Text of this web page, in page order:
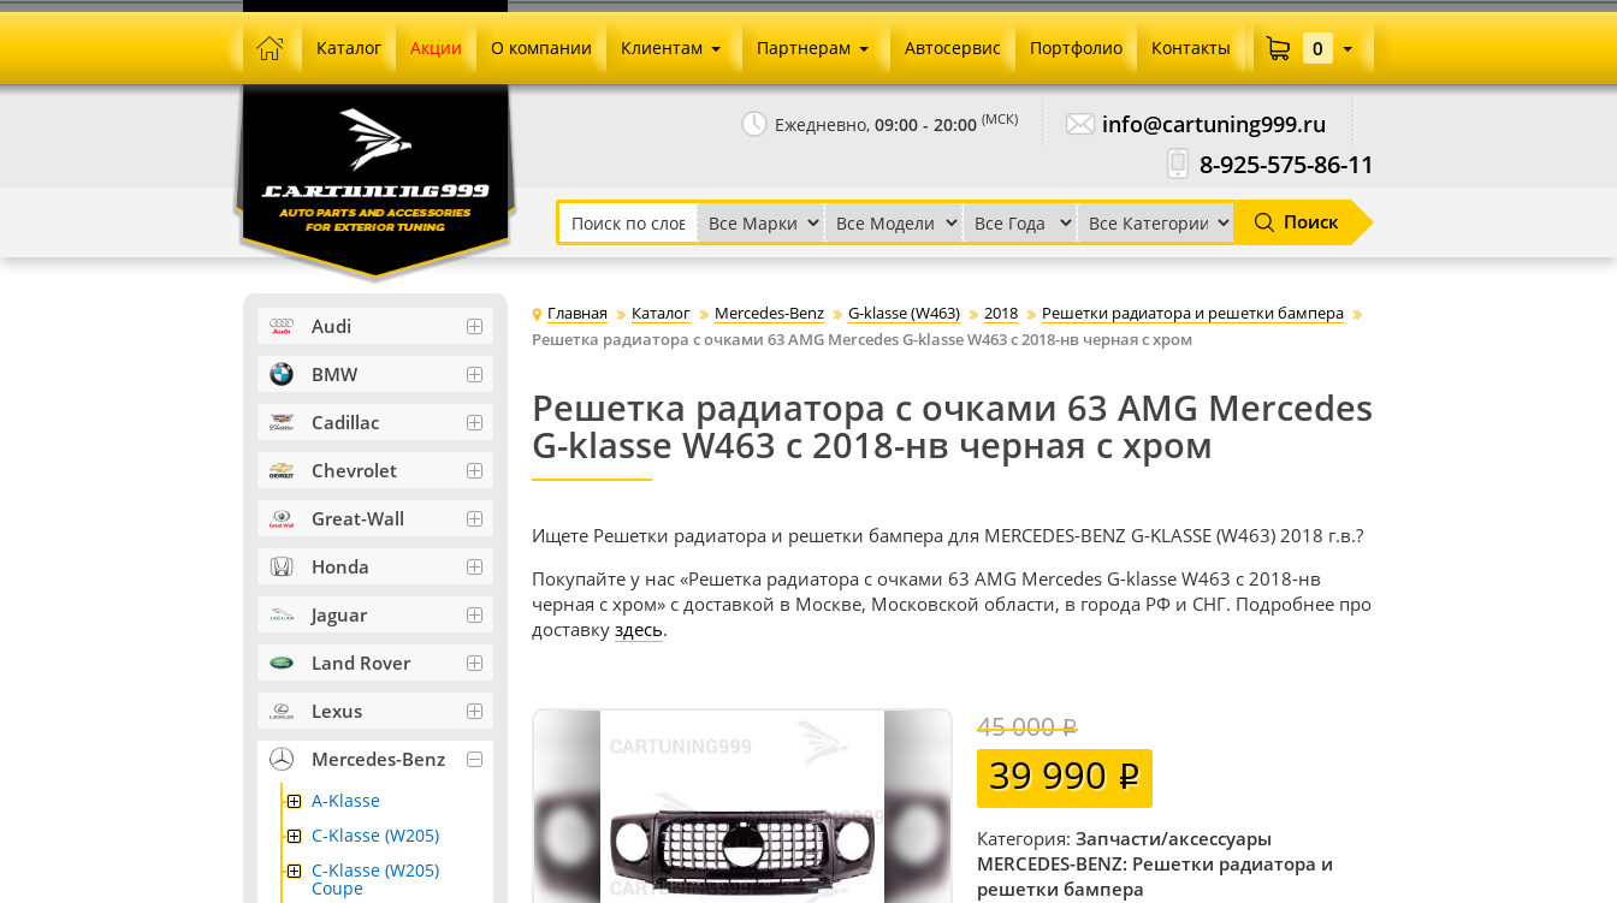
Ежедневно, 09:00 - 20:00 (МСК) info@cartuning999.ru
8-925-575-86-11
Поиск
Каталог Акции О компании Клиентам
Как сделать заказ
Установка на авто
Письмо директору
Партнерам
Агентское вознаграждение
Скачать прайс
Автосервис Портфолио Контакты 0
Главная Каталог Mercedes-Benz G-klasse (W463) 2018
Решетки радиатора и решетки бампера
Решетка радиатора с очками 63 AMG Mercedes G-klasse W463 с 2018-нв черная с хром
Решетка радиатора с очками 63 AMG Mercedes
G-klasse W463 с 2018-нв черная с хром
Ищете Решетки радиатора и решетки бампера для MERCEDES-BENZ G-KLASSE (W463) 2018 г.в.?
Покупайте у нас «Решетка радиатора с очками 63 AMG Mercedes G-klasse W463 с 2018-нв
черная с хром» с доставкой в Москве, Московской области, в города РФ и СНГ. Подробнее про
доставку здесь.
45 000
39 990
Категория: Запчасти/аксессуары
MERCEDES-BENZ: Решетки радиатора и
решетки бампера
Audi
BMW
Cadillac
Chevrolet
Great-Wall
Honda
Jaguar
Land Rover
Lexus
Mercedes-Benz
A-Klasse
C-Klasse (W205)
C-Klasse (W205)
Coupe